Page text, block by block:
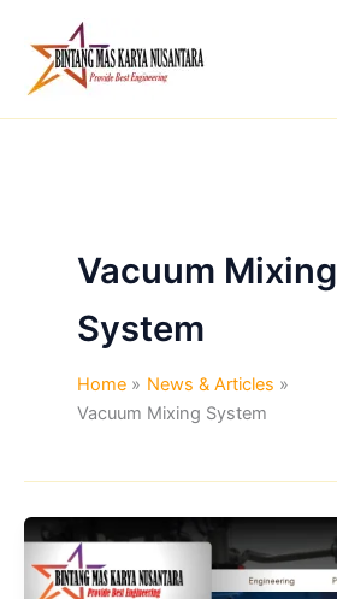
content
Vacuum Mixing
System
Home
News & Articles
Vacuum Mixing System